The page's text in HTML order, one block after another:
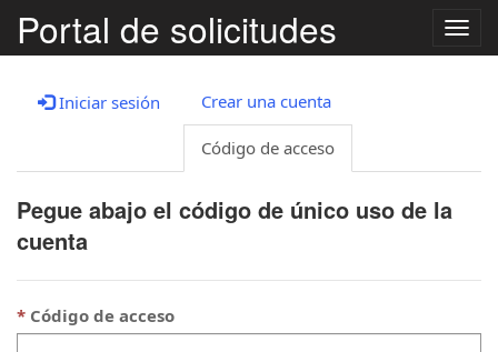
Portal de solicitudes
Iniciar sesión Crear una cuenta
Código de acceso
Pegue abajo el código de único uso de la
cuenta
Código de acceso